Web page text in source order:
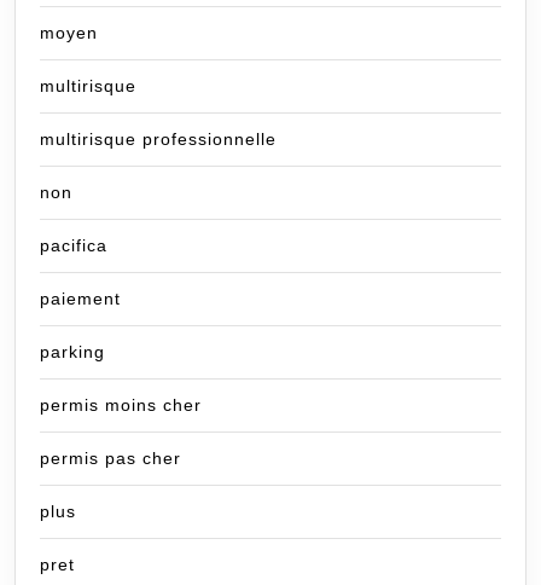
moyen
multirisque
multirisque professionnelle
non
pacifica
paiement
parking
permis moins cher
permis pas cher
plus
pret